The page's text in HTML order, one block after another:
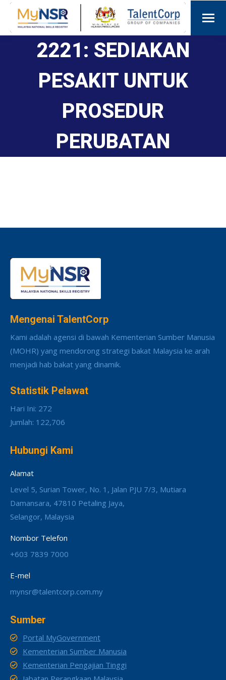
2221: SEDIAKAN
PESAKIT UNTUK
PROSEDUR
PERUBATAN
Mengenai TalentCorp
Kami adalah agensi di bawah Kementerian Sumber Manusia
(MOHR) yang mendorong strategi bakat Malaysia ke arah
menjadi hab bakat yang dinamik.
Statistik Pelawat
Hari Ini: 272
Jumlah: 122,706
Hubungi Kami
Alamat
Level 5, Surian Tower, No. 1, Jalan PJU 7/3, Mutiara
Damansara, 47810 Petaling Jaya,
Selangor, Malaysia
Nombor Telefon
+603 7839 7000
E-mel
mynsr@talentcorp.com.my
Sumber
Portal MyGovernment
Kementerian Sumber Manusia
Kementerian Pengajian Tinggi